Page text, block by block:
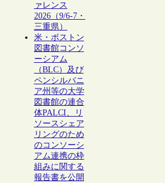
ァレンス
2026（9/6-7・
三重県）
米・ボストン
図書館コンソ
ーシアム
（BLC）及び
ペンシルバニ
ア州等の大学
図書館の連合
体PALCI、リ
ソースシェア
リングのため
のコンソーシ
アム連携の枠
組みに関する
報告書を公開